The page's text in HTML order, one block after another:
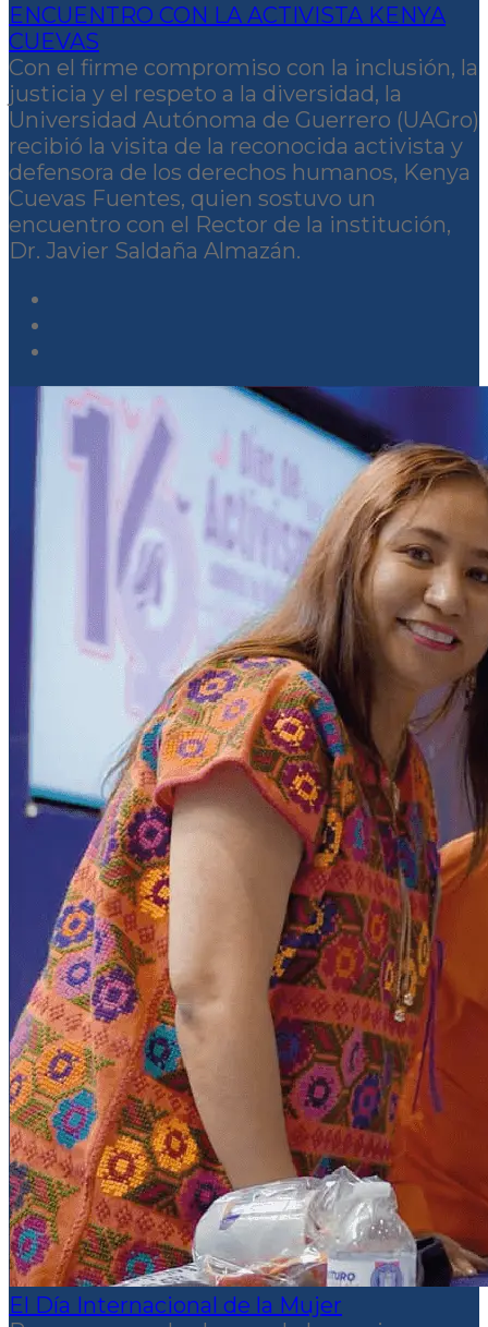
ENCUENTRO CON LA ACTIVISTA KENYA
CUEVAS
Con el firme compromiso con la inclusión, la
justicia y el respeto a la diversidad, la
Universidad Autónoma de Guerrero (UAGro)
recibió la visita de la reconocida activista y
defensora de los derechos humanos, Kenya
Cuevas Fuentes, quien sostuvo un
encuentro con el Rector de la institución,
Dr. Javier Saldaña Almazán.
El Día Internacional de la Mujer